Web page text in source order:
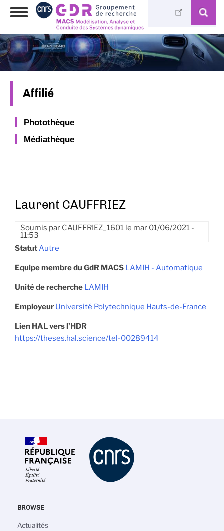
Aller
principal
Toggle
Affilié
Photothèque
Médiathèque
Laurent CAUFFRIEZ
Soumis par CAUFFRIEZ_1601 le mar 01/06/2021 -
11:53
StatutAutre
Equipe membre du GdR MACS LAMIH - Automatique
Unité de recherche LAMIH
Employeur Université Polytechnique Hauts-de-France
Lien HAL vers l'HDR
https://theses.hal.science/tel-00289414
BROWSE
Navigation
Actualités